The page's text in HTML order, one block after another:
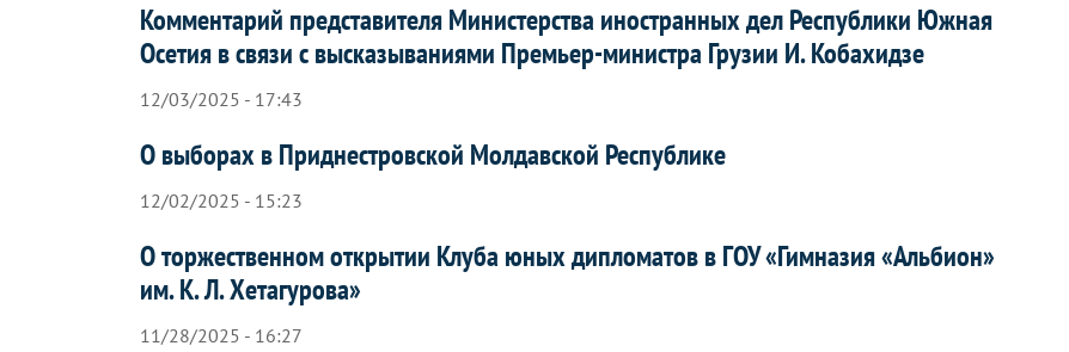
Комментарий представителя Министерства иностранных дел Республики Южная
Осетия в связи с высказываниями Премьер-министра Грузии И. Кобахидзе
12/03/2025 - 17:43
О выборах в Приднестровской Молдавской Республике
12/02/2025 - 15:23
О торжественном открытии Клуба юных дипломатов в ГОУ «Гимназия «Альбион»
им. К. Л. Хетагурова»
11/28/2025 - 16:27